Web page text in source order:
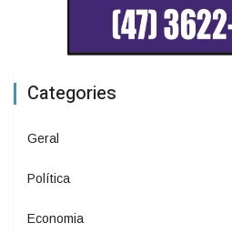
Categories
Geral
Política
Economia